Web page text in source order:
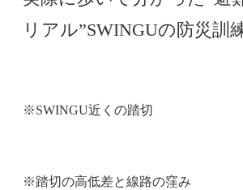
リアル”SWINGUの防災訓
※SWINGU近くの踏切
※踏切の高低差と線路の窪み